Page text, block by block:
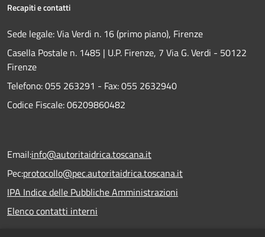
Recapiti e contatti
Sede legale: Via Verdi n. 16 (primo piano), Firenze
Casella Postale n. 1485 | U.P. Firenze, 7 Via G. Verdi - 50122
Firenze
Telefono:055 263291 - Fax:055 2632940
Codice Fiscale: 06209860482
Email:info@autoritaidrica.toscana.it
Pec:protocollo@pec.autoritaidrica.toscana.it
IPA Indice delle Pubbliche Amministrazioni
Elenco contatti interni